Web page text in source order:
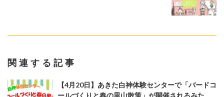
関連する記事
【4月20日】あきた白神体験センターで「バードコ
ールづくりと春の里山散策」が開催されるみた